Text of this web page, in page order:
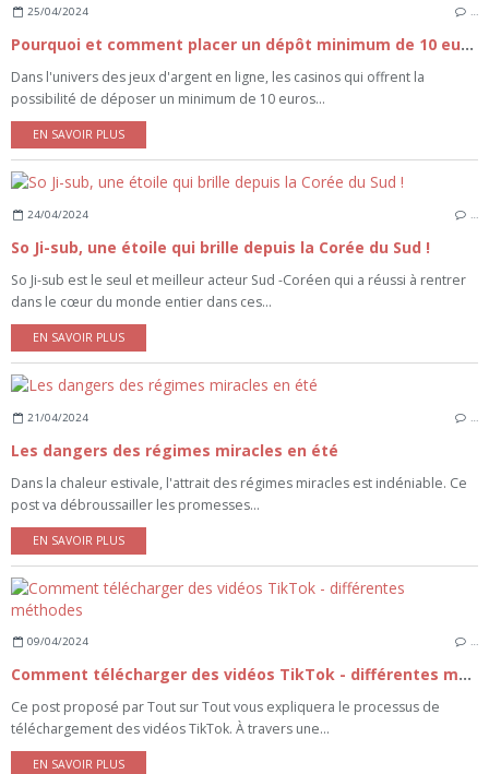
25/04/2024 …
Pourquoi et comment placer un dépôt minimum de 10 euros sur un casino en ligne
Dans l'univers des jeux d'argent en ligne, les casinos qui offrent la
possibilité de déposer un minimum de 10 euros...
EN SAVOIR PLUS
24/04/2024 …
So Ji-sub, une étoile qui brille depuis la Corée du Sud !
So Ji-sub est le seul et meilleur acteur Sud -Coréen qui a réussi à rentrer
dans le cœur du monde entier dans ces...
EN SAVOIR PLUS
21/04/2024 …
Les dangers des régimes miracles en été
Dans la chaleur estivale, l'attrait des régimes miracles est indéniable. Ce
post va débroussailler les promesses...
EN SAVOIR PLUS
09/04/2024 …
Comment télécharger des vidéos TikTok - différentes méthodes
Ce post proposé par Tout sur Tout vous expliquera le processus de
téléchargement des vidéos TikTok. À travers une...
EN SAVOIR PLUS